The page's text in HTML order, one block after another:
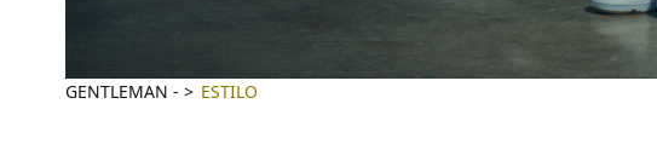
GENTLEMAN - ESTILO